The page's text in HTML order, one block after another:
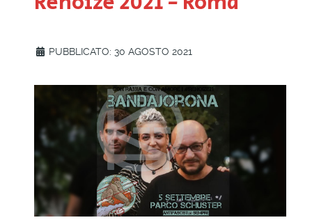
PUBBLICATO: 30 AGOSTO 2021